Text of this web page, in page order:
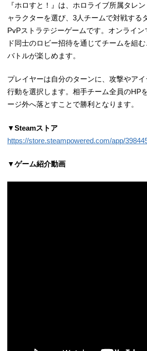
『ホロすと！』は、ホロライブ所属タレ
ャラクターを選び、3人チームで対戦する
PvPストラテジーゲームです。オンライ
ド同士のロビー招待を通じてチームを組
バトルが楽しめます。
プレイヤーは自分のターンに、攻撃やア
行動を選択します。相手チーム全員のHP
ージ外へ落とすことで勝利となります。
▼Steamストア
https://store.steampowered.com/app/
▼ゲーム紹介動画